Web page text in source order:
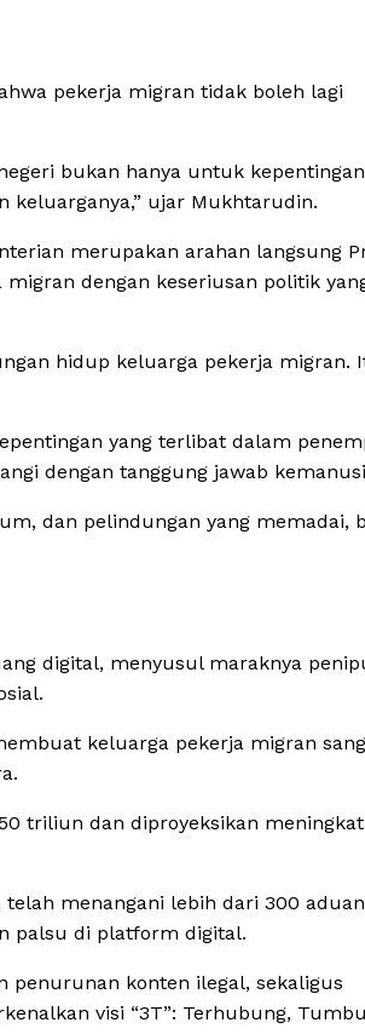
pekerja migran tidak boleh lagi
bukan hanya untuk kepentingan
keluarganya,” ujar Mukhtarudin.
merupakan arahan langsung
dengan keseriusan politik
hidup keluarga pekerja migran.
yang terlibat dalam
dengan tanggung jawab
dan pelindungan yang memadai,
digital, menyusul maraknya
keluarga pekerja migran
triliun dan diproyeksikan
menangani lebih dari 300 aduan
palsu di platform digital.
penurunan konten ilegal, sekaligus
visi “3T”: Terhubung,